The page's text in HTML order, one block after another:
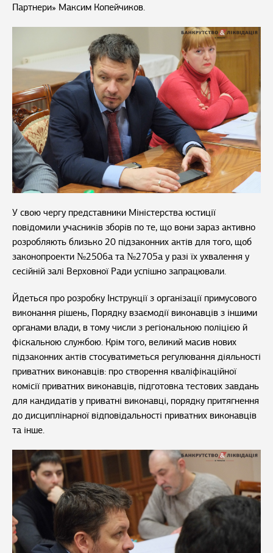
Партнери» Максим Копейчиков.
У свою чергу представники Міністерства юстиції
повідомили учасників зборів по те, що вони зараз активно
розробляють близько 20 підзаконних актів для того, щоб
законопроекти №2506а та №2705а у разі їх ухвалення у
сесійній залі Верховної Ради успішно запрацювали.
Йдеться про розробку Інструкції з організації примусового
виконання рішень, Порядку взаємодії виконавців з іншими
органами влади, в тому числи з регіональною поліцією й
фіскальною службою. Крім того, великий масив нових
підзаконних актів стосуватиметься регулювання діяльності
приватних виконавців: про створення кваліфікаційної
комісії приватних виконавців, підготовка тестових завдань
для кандидатів у приватні виконавці, порядку притягнення
до дисциплінарної відповідальності приватних виконавців
та інше.